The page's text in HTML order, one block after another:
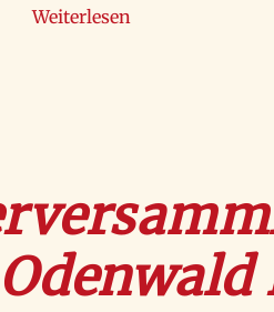
Weiterlesen